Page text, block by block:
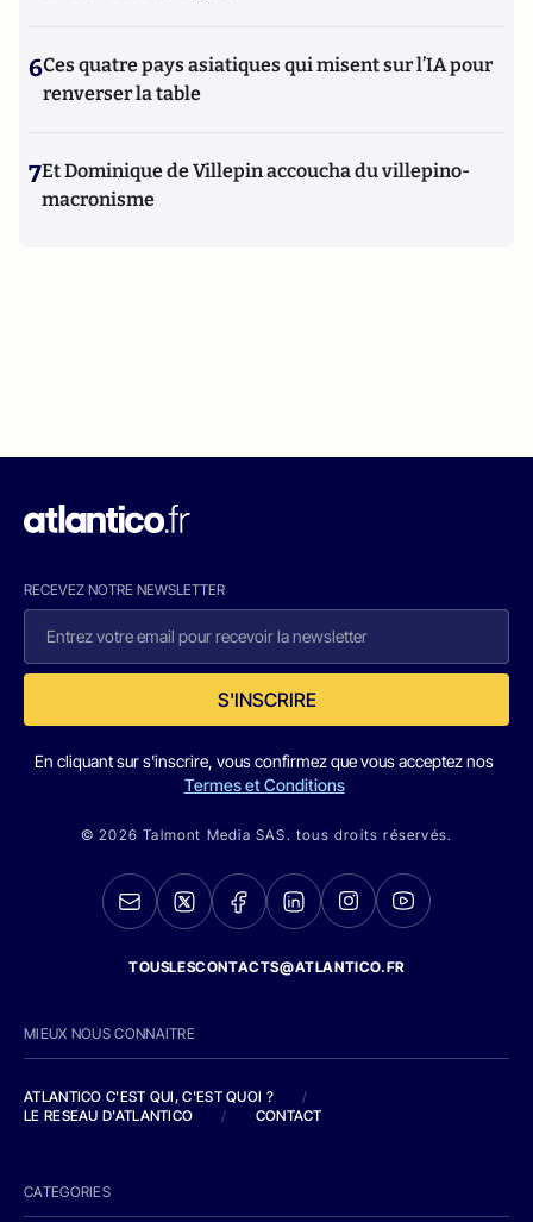
6Ces quatre pays asiatiques qui misent sur l’IA pour
renverser la table
7Et Dominique de Villepin accoucha du villepino-
macronisme
RECEVEZ NOTRE NEWSLETTER
S'INSCRIRE
En cliquant sur s'inscrire, vous confirmez que vous acceptez nos
Termes et Conditions
© 2026 Talmont Media SAS. tous droits réservés.
TOUSLESCONTACTS@ATLANTICO.FR
MIEUX NOUS CONNAITRE
ATLANTICO C'EST QUI, C'EST QUOI ?
/
LE RESEAU D'ATLANTICO
/ CONTACT
CATEGORIES